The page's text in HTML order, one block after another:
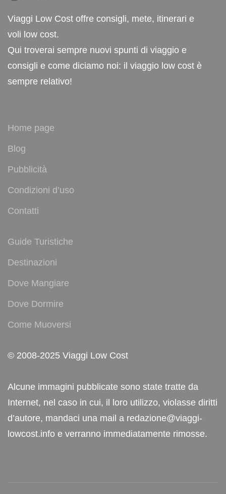
Viaggi Low Cost offre consigli, mete, itinerari e
voli low cost.
Qui troverai sempre nuovi spunti di viaggio e
consigli e come diciamo noi: il viaggio low cost è
sempre relativo!
Home page
Blog
Pubblicità
Condizioni d’uso
Contatti
Guide Turistiche
Destinazioni
Dove Mangiare
Dove Dormire
Come Muoversi
© 2008-2025 Viaggi Low Cost
Alcune immagini pubblicate sono state tratte da
Internet, nel caso in cui, il loro utilizzo, violasse diritti
d’autore, mandaci una mail a redazione@viaggi-
lowcost.info e verranno immediatamente rimosse.